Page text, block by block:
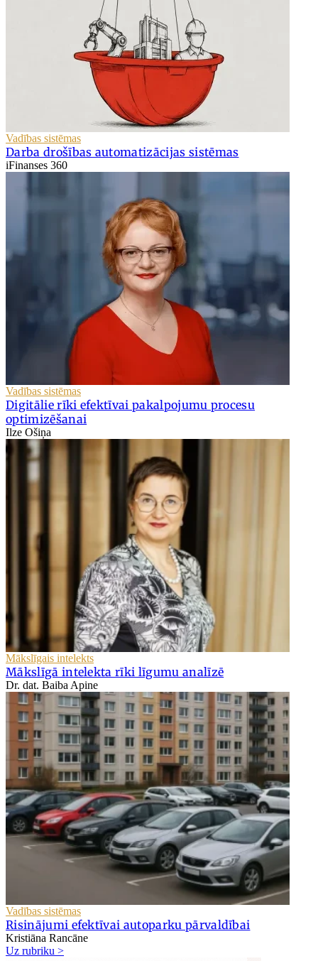
Vadības sistēmas
Darba drošības automatizācijas sistēmas
iFinanses 360
Vadības sistēmas
Digitālie rīki efektīvai pakalpojumu procesu
optimizēšanai
Ilze Ošiņa
Mākslīgais intelekts
Mākslīgā intelekta rīki līgumu analīzē
Dr. dat. Baiba Apine
Vadības sistēmas
Risinājumi efektīvai autoparku pārvaldībai
Kristiāna Rancāne
Uz rubriku >